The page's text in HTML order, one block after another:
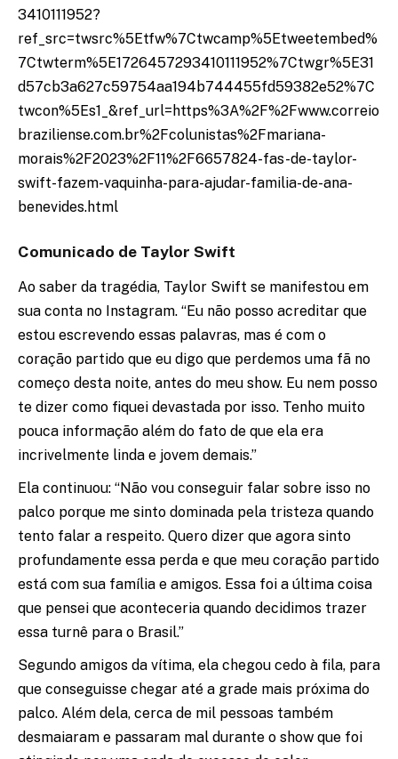
3410111952?
ref_src=twsrc%5Etfw%7Ctwcamp%5Etweetembed%
7Ctwterm%5E1726457293410111952%7Ctwgr%5E31
d57cb3a627c59754aa194b744455fd59382e52%7C
twcon%5Es1_&ref_url=https%3A%2F%2Fwww.correio
braziliense.com.br%2Fcolunistas%2Fmariana-
morais%2F2023%2F11%2F6657824-fas-de-taylor-
swift-fazem-vaquinha-para-ajudar-familia-de-ana-
benevides.html
Comunicado de Taylor Swift
Ao saber da tragédia, Taylor Swift se manifestou em
sua conta no Instagram. “Eu não posso acreditar que
estou escrevendo essas palavras, mas é com o
coração partido que eu digo que perdemos uma fã no
começo desta noite, antes do meu show. Eu nem posso
te dizer como fiquei devastada por isso. Tenho muito
pouca informação além do fato de que ela era
incrivelmente linda e jovem demais.”
Ela continuou: “Não vou conseguir falar sobre isso no
palco porque me sinto dominada pela tristeza quando
tento falar a respeito. Quero dizer que agora sinto
profundamente essa perda e que meu coração partido
está com sua família e amigos. Essa foi a última coisa
que pensei que aconteceria quando decidimos trazer
essa turnê para o Brasil.”
Segundo amigos da vítima, ela chegou cedo à fila, para
que conseguisse chegar até a grade mais próxima do
palco. Além dela, cerca de mil pessoas também
desmaiaram e passaram mal durante o show que foi